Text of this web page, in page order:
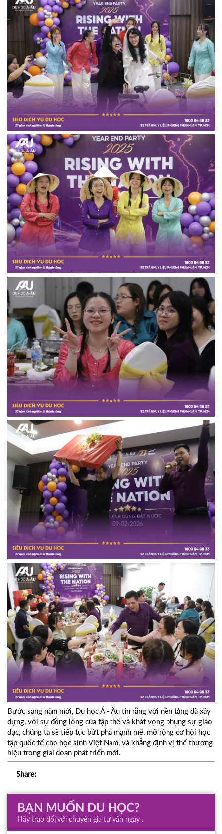
Bước sang năm mới, Du học Á - Âu tin rằng với nền tảng đã xây
dựng, với sự đồng lòng của tập thể và khát vọng phụng sự giáo
dục, chúng ta sẽ tiếp tục bứt phá mạnh mẽ, mở rộng cơ hội học
tập quốc tế cho học sinh Việt Nam, và khẳng định vị thế thương
hiệu trong giai đoạn phát triển mới.
Share:
BẠN MUỐN DU HỌC?
Hãy trao đổi với chuyên gia tư vấn ngay .